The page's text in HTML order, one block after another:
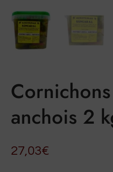
anchois 2
27,03€